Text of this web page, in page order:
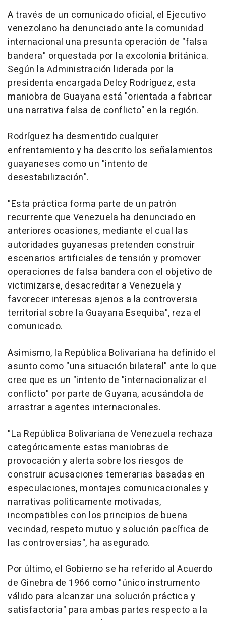
A través de un comunicado oficial, el Ejecutivo
venezolano ha denunciado ante la comunidad
internacional una presunta operación de "falsa
bandera" orquestada por la excolonia británica.
Según la Administración liderada por la
presidenta encargada Delcy Rodríguez, esta
maniobra de Guayana está "orientada a fabricar
una narrativa falsa de conflicto" en la región.
Rodríguez ha desmentido cualquier
enfrentamiento y ha descrito los señalamientos
guayaneses como un "intento de
desestabilización".
"Esta práctica forma parte de un patrón
recurrente que Venezuela ha denunciado en
anteriores ocasiones, mediante el cual las
autoridades guyanesas pretenden construir
escenarios artificiales de tensión y promover
operaciones de falsa bandera con el objetivo de
victimizarse, desacreditar a Venezuela y
favorecer interesas ajenos a la controversia
territorial sobre la Guayana Esequiba", reza el
comunicado.
Asimismo, la República Bolivariana ha definido el
asunto como "una situación bilateral" ante lo que
cree que es un "intento de "internacionalizar el
conflicto" por parte de Guyana, acusándola de
arrastrar a agentes internacionales.
"La República Bolivariana de Venezuela rechaza
categóricamente estas maniobras de
provocación y alerta sobre los riesgos de
construir acusaciones temerarias basadas en
especulaciones, montajes comunicacionales y
narrativas políticamente motivadas,
incompatibles con los principios de buena
vecindad, respeto mutuo y solución pacífica de
las controversias", ha asegurado.
Por último, el Gobierno se ha referido al Acuerdo
de Ginebra de 1966 como "único instrumento
válido para alcanzar una solución práctica y
satisfactoria" para ambas partes respecto a la